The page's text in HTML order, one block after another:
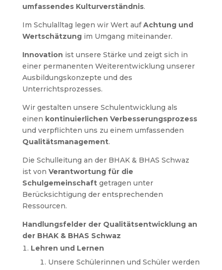
umfassendes Kulturverständnis.
Im Schulalltag legen wir Wert aufAchtung und
Wertschätzungim Umgang miteinander.
Innovation ist unsere Stärke und zeigt sich in
einer permanenten Weiterentwicklung unserer
Ausbildungskonzepte und des
Unterrichtsprozesses.
Wir gestalten unsere Schulentwicklung als
einen kontinuierlichen Verbesserungsprozess
und verpflichten uns zu einem umfassenden
Qualitätsmanagement.
Die Schulleitung an der BHAK & BHAS Schwaz
ist von Verantwortung für die
Schulgemeinschaftgetragen unter
Berücksichtigung der entsprechenden
Ressourcen.
Handlungsfelder der Qualitätsentwicklung an
der BHAK & BHAS Schwaz
Lehren und Lernen
Unsere Schülerinnen und Schüler werden